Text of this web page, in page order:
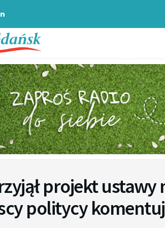
projekt
politycy